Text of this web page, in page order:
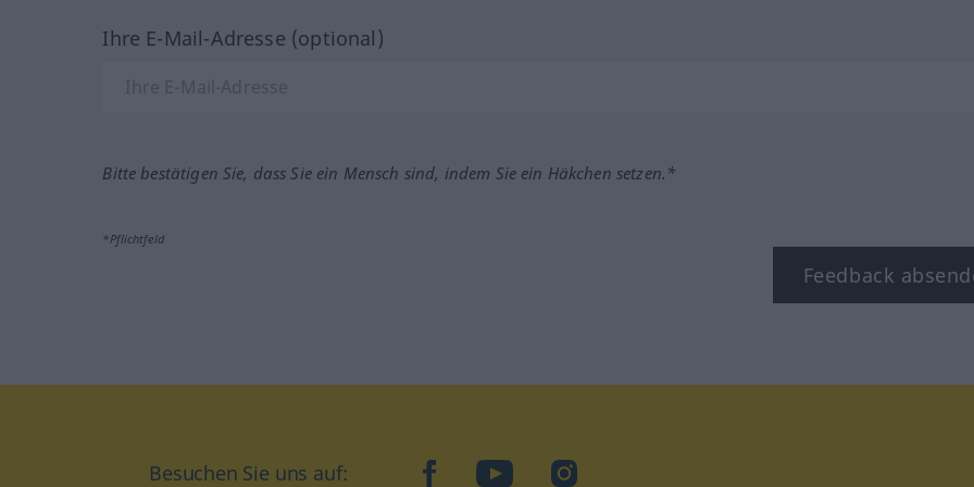
Ihre E-Mail-Adresse (optional)
Bitte bestätigen Sie, dass Sie ein Mensch sind, indem Sie ein Häkchen setzen.*
*Pflichtfeld
Feedback
Besuchen Sie uns auf: facebookYouTubeInstagram